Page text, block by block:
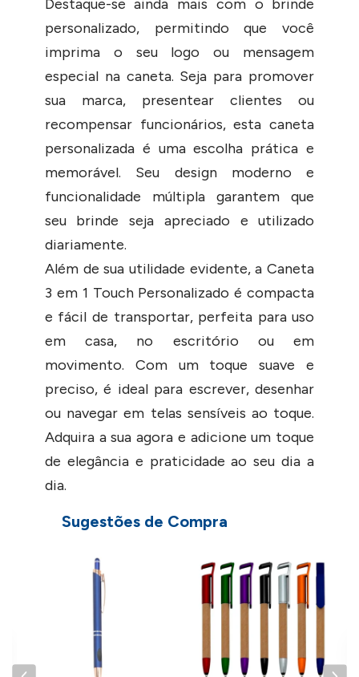
Destaque-se ainda mais com o brinde
personalizado, permitindo que você
imprima o seu logo ou mensagem
especial na caneta. Seja para promover
sua marca, presentear clientes ou
recompensar funcionários, esta caneta
personalizada é uma escolha prática e
memorável. Seu design moderno e
funcionalidade múltipla garantem que
seu brinde seja apreciado e utilizado
diariamente.
Além de sua utilidade evidente, a Caneta
3 em 1 Touch Personalizado é compacta
e fácil de transportar, perfeita para uso
em casa, no escritório ou em
movimento. Com um toque suave e
preciso, é ideal para escrever, desenhar
ou navegar em telas sensíveis ao toque.
Adquira a sua agora e adicione um toque
de elegância e praticidade ao seu dia a
dia.
- Solicite via chat um cupom de
desconto para compras acima de 200
- Material: Plastico;
Sugestões de Compra